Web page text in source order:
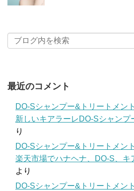
最近のコメント
DO-Sシャンプー&トリートメン
新しいキアラーレDO-Sシャンプ
り
DO-Sシャンプー&トリートメン
楽天市場でハナヘナ、DO-S、キ
より
DO-Sシャンプー&トリートメン